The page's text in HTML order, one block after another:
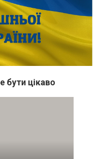
цікаво